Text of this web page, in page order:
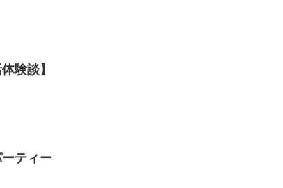
験談】
ティー